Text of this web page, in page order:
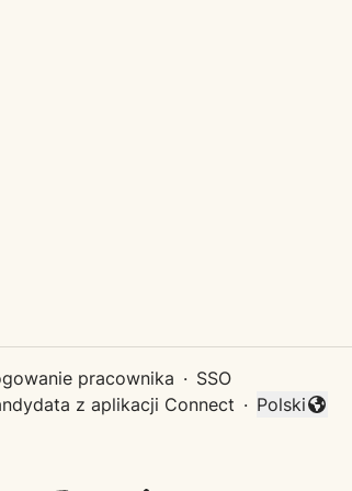
pracownika · SSO
z aplikacji Connect ·
Zmień
Polski